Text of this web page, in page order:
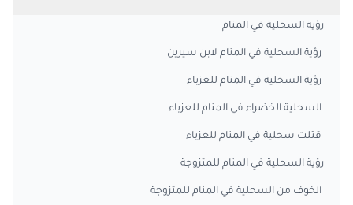
رؤية السحلية في المنام
رؤية السحلية في المنام لابن سيرين
رؤية السحلية في المنام للعزباء
السحلية الخضراء في المنام للعزباء
قتلت سحلية في المنام للعزباء
رؤية السحلية في المنام للمتزوجة
الخوف من السحلية في المنام للمتزوجة